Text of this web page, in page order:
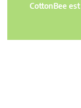
CottonBee